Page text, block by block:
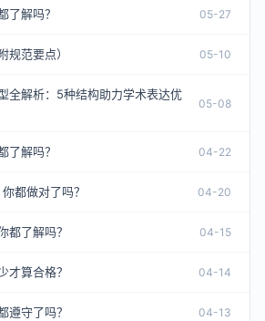
了解吗？ 05-27
规范要点） 05-10
全解析：5种结构助力学术表达优
05-08
了解吗？ 04-22
都做对了吗？ 04-20
都了解吗？ 04-15
才算合格？ 04-14
遵守了吗？ 04-13